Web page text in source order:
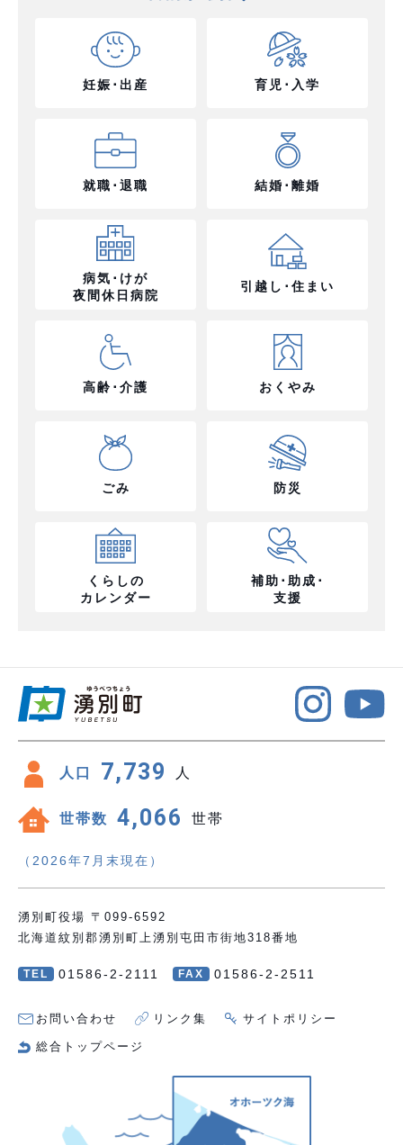
妊娠･出産 育児･入学
就職･退職 結婚･離婚
病気･けが
夜間休日病院
引越し･住まい
高齢･介護 おくやみ
ごみ 防災
くらしの
カレンダー
補助･助成･
支援
人口 7,739 人
世帯数 4,066 世帯
（2026年7月末現在）
湧別町役場 〒099-6592
北海道紋別郡湧別町上湧別屯田市街地318番地
TEL 01586-2-2111 FAX 01586-2-2511
お問い合わせ リンク集 サイトポリシー
総合トップページ